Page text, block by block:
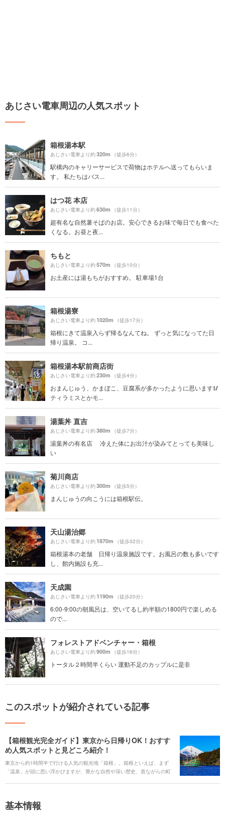
あじさい電車周辺の人気スポット
箱根湯本駅
あじさい電車より約320m （徒歩6分）
駅構内のキャリーサービスで荷物はホテルへ送ってもらいま
す。 私たちはバス...
はつ花 本店
あじさい電車より約630m （徒歩11分）
超有名な自然薯そばのお店。安心できるお味で毎日でも食べた
くなる。お昼と夜...
ちもと
あじさい電車より約570m （徒歩10分）
お土産には湯もちがおすすめ。 駐車場1台
箱根湯寮
あじさい電車より約1020m （徒歩17分）
箱根にきて温泉入らず帰るなんてね。 ずっと気になってた日
帰り温泉。 コ...
箱根湯本駅前商店街
あじさい電車より約230m （徒歩4分）
おまんじゅう、かまぼこ、豆腐系が多かったように思います🥢
ティラミスとかモ...
湯葉丼 直吉
あじさい電車より約380m （徒歩7分）
湯葉丼の有名店 冷えた体にお出汁が染みてとっても美味し
い
菊川商店
あじさい電車より約300m （徒歩5分）
まんじゅうの向こうには箱根駅伝。
天山湯治郷
あじさい電車より約1870m （徒歩32分）
箱根湯本の老舗 日帰り温泉施設です。お風呂の数も多いです
し、館内施設も充...
天成園
あじさい電車より約1190m （徒歩20分）
6:00-9:00の朝風呂は、空いてるし約半額の1800円で楽しめる
ので...
フォレストアドベンチャー・箱根
あじさい電車より約900m （徒歩16分）
トータル２時間半くらい 運動不足のカップルに是非
このスポットが紹介されている記事
【箱根観光完全ガイド】東京から日帰りOK！おすす
め人気スポットと見どころ紹介！
東京から約1時間半で行ける人気の観光地「箱根」。箱根といえば、まず
「温泉」が頭に思い浮かびますが、豊かな自然や深い歴史、昔ながらの町
フリーパスチケット情報なども紹介します。 箱根観光の参考にしてくださ
基本情報